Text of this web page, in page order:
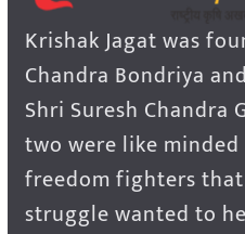
Krishak Jagat was
Chandra Bondriya
Shri Suresh Chandra
two were like
freedom fighters
struggle wanted to